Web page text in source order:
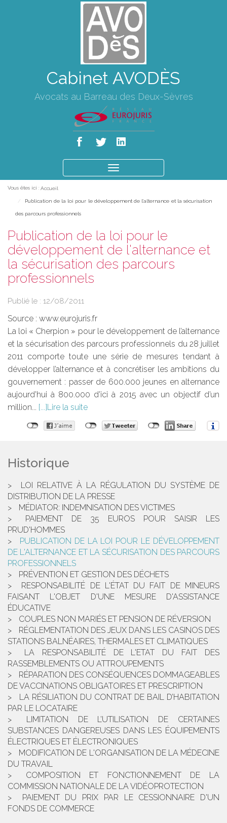
Cabinet AVODÈS
Avocats au Barreau des Deux-Sèvres
le
Vous êtes ici : Accueil
Publication de la loi pour le développement de l'alternance et la sécurisation
des parcours professionnels
Publication de la loi pour le
développement de l'alternance et
la sécurisation des parcours
professionnels
Publié le : 12/08/2011
Source : www.eurojuris.fr
La loi « Cherpion » pour le développement de l’alternance
et la sécurisation des parcours professionnels du 28 juillet
2011 comporte toute une série de mesures tendant à
développer l’alternance et à concrétiser les ambitions du
gouvernement : passer de 600.000 jeunes en alternance
aujourd'hui à 800.000 d'ici à 2015 avec un objectif d’un
million...
Lire la suite
Historique
LOI RELATIVE À LA RÉGULATION DU SYSTÈME DE
DISTRIBUTION DE LA PRESSE
MÉDIATOR: INDEMNISATION DES VICTIMES
PAIEMENT DE 35 EUROS POUR SAISIR LES
PRUD'HOMMES
PUBLICATION DE LA LOI POUR LE DÉVELOPPEMENT
DE L'ALTERNANCE ET LA SÉCURISATION DES PARCOURS
PROFESSIONNELS
PRÉVENTION ET GESTION DES DÉCHETS
RESPONSABILITÉ DE L'ÉTAT DU FAIT DE MINEURS
FAISANT L'OBJET D'UNE MESURE D'ASSISTANCE
ÉDUCATIVE
COUPLES NON MARIÉS ET PENSION DE RÉVERSION
RÉGLEMENTATION DES JEUX DANS LES CASINOS DES
STATIONS BALNÉAIRES, THERMALES ET CLIMATIQUES
LA RESPONSABILITÉ DE L'ETAT DU FAIT DES
RASSEMBLEMENTS OU ATTROUPEMENTS
RÉPARATION DES CONSÉQUENCES DOMMAGEABLES
DE VACCINATIONS OBLIGATOIRES ET PRESCRIPTION
LA RÉSILIATION DU CONTRAT DE BAIL D’HABITATION
PAR LE LOCATAIRE
LIMITATION DE L’UTILISATION DE CERTAINES
SUBSTANCES DANGEREUSES DANS LES ÉQUIPEMENTS
ÉLECTRIQUES ET ÉLECTRONIQUES
MODIFICATION DE L'ORGANISATION DE LA MÉDECINE
DU TRAVAIL
COMPOSITION ET FONCTIONNEMENT DE LA
COMMISSION NATIONALE DE LA VIDÉOPROTECTION
PAIEMENT DU PRIX PAR LE CESSIONNAIRE D'UN
FONDS DE COMMERCE